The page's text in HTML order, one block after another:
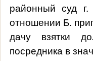
районный суд
отношении Б.
дачу взятки
посредника в